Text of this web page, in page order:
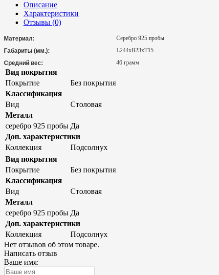
Описание
Характеристики
Отзывы (0)
Материал:
Серебро 925 пробы
Габариты (мм.):
L244хB23хT15
Средний вес:
46 грамм
Вид покрытия
Покрытие
Без покрытия
Классификация
Вид
Столовая
Металл
серебро 925 пробы Да
Доп. характеристики
Коллекция
Подсолнух
Вид покрытия
Покрытие
Без покрытия
Классификация
Вид
Столовая
Металл
серебро 925 пробы Да
Доп. характеристики
Коллекция
Подсолнух
Нет отзывов об этом товаре.
Написать отзыв
Ваше имя: